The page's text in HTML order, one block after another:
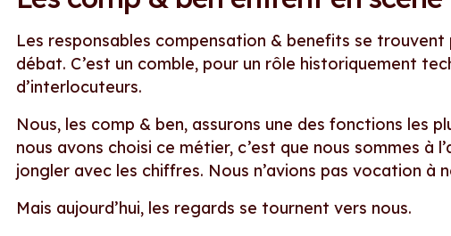
Les responsables compensation & benefits se
débat. C’est un comble, pour un rôle historiquement
d’interlocuteurs.
Nous, les comp & ben, assurons une des fonctions les
nous avons choisi ce métier, c’est que nous sommes à
jongler avec les chiffres. Nous n’avions pas vocation à
Mais aujourd’hui, les regards se tournent vers nous.